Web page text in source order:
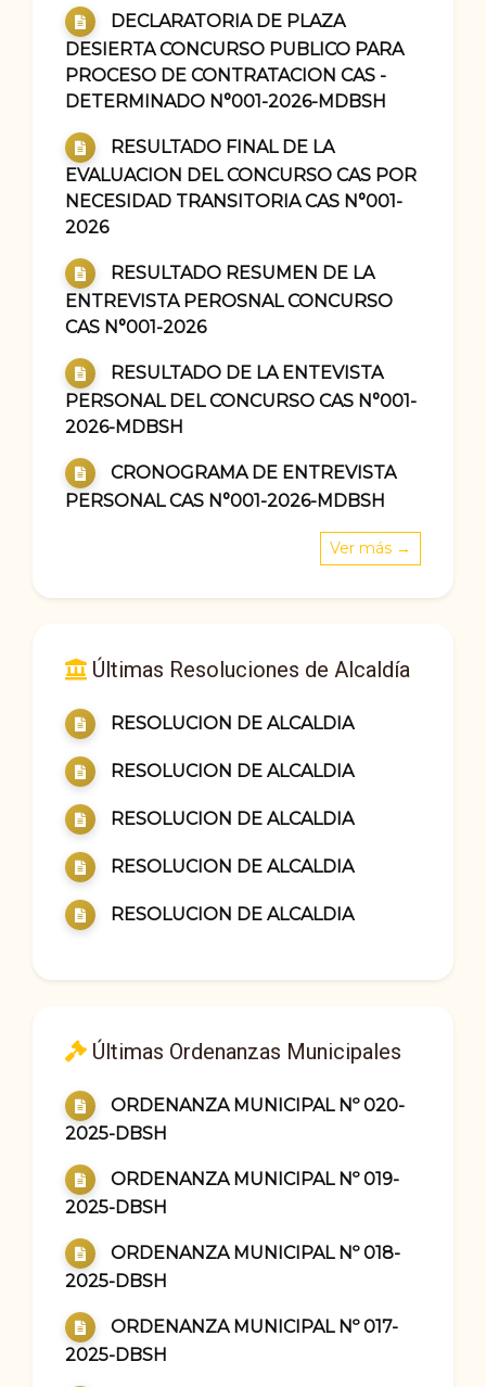
DECLARATORIA DE PLAZA
DESIERTA CONCURSO PUBLICO PARA
PROCESO DE CONTRATACION CAS -
DETERMINADO N°001-2026-MDBSH
RESULTADO FINAL DE LA
EVALUACION DEL CONCURSO CAS POR
NECESIDAD TRANSITORIA CAS N°001-
2026
RESULTADO RESUMEN DE LA
ENTREVISTA PEROSNAL CONCURSO
CAS N°001-2026
RESULTADO DE LA ENTEVISTA
PERSONAL DEL CONCURSO CAS N°001-
2026-MDBSH
CRONOGRAMA DE ENTREVISTA
PERSONAL CAS N°001-2026-MDBSH
Ver más →
Últimas Resoluciones de Alcaldía
RESOLUCION DE ALCALDIA
RESOLUCION DE ALCALDIA
RESOLUCION DE ALCALDIA
RESOLUCION DE ALCALDIA
RESOLUCION DE ALCALDIA
Últimas Ordenanzas Municipales
ORDENANZA MUNICIPAL Nº 020-
2025-DBSH
ORDENANZA MUNICIPAL Nº 019-
2025-DBSH
ORDENANZA MUNICIPAL Nº 018-
2025-DBSH
ORDENANZA MUNICIPAL Nº 017-
2025-DBSH